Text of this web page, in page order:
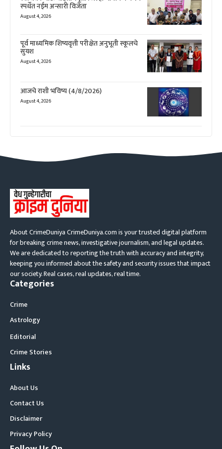
स्पर्धेत नईम अन्सारी विजेता
August 4, 2026
पूर्व माध्यमिक शिष्यवृत्ती परीक्षेत अनुभूती स्कूलचे
सुयश
August 4, 2026
आजचे राशी भविष्य (4/8/2026)
August 4, 2026
About CrimeDuniya CrimeDuniya.com is your trusted digital platform
for breaking crime news, investigative journalism, and legal updates.
We are dedicated to reporting the truth with accuracy and integrity,
keeping you informed about the safety and security issues that impact
our society. Real cases, real updates, real time.
Categories
Crime
Astrology
Editorial
Crime Stories
Links
About Us
Contact Us
Disclaimer
Privacy Policy